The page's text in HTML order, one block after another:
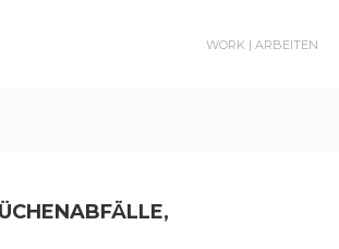
WORK | ARBEITEN